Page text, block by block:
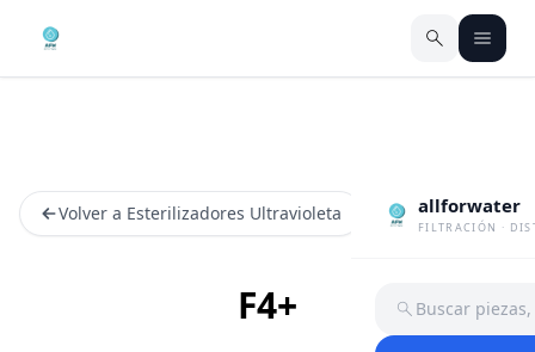
allforwater
FILTRACIÓN ·
Buscar
Volver a Esterilizadores Ultravioleta
F4+